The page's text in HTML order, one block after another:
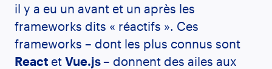
il y a eu un avant et un après les
frameworks dits « réactifs ». Ces
frameworks – dont les plus connus sont
React et Vue.js– donnent des ailes aux